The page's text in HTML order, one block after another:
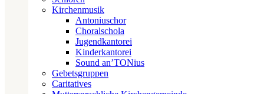
Kirchenmusik
Antoniuschor
Choralschola
Jugendkantorei
Kinderkantorei
Sound an’TONius
Gebetsgruppen
Caritatives